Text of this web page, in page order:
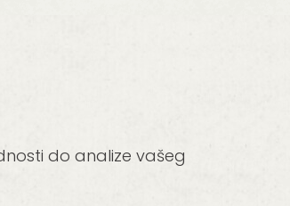
do analize vašeg